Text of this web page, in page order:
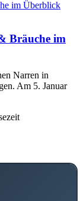
Bräuche im
Narren in
Am 5. Januar